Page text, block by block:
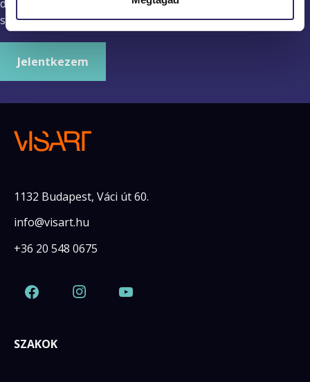
divatrajz tanrárának felvételi előkészítő tanfolyamán, ahol
speciális szakmai feladatokkal készülhetsz a felvételire.
Jelentkezem
1132 Budapest, Váci út 60.
info@visart.hu
+36 20 548 0675
SZAKOK